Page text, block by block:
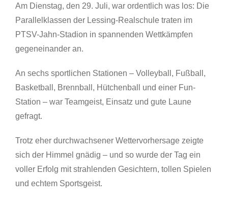
Am Dienstag, den 29. Juli, war ordentlich was los: Die
Parallelklassen der Lessing-Realschule traten im
PTSV-Jahn-Stadion in spannenden Wettkämpfen
gegeneinander an.
An sechs sportlichen Stationen – Volleyball, Fußball,
Basketball, Brennball, Hütchenball und einer Fun-
Station – war Teamgeist, Einsatz und gute Laune
gefragt.
Trotz eher durchwachsener Wettervorhersage zeigte
sich der Himmel gnädig – und so wurde der Tag ein
voller Erfolg mit strahlenden Gesichtern, tollen Spielen
und echtem Sportsgeist.